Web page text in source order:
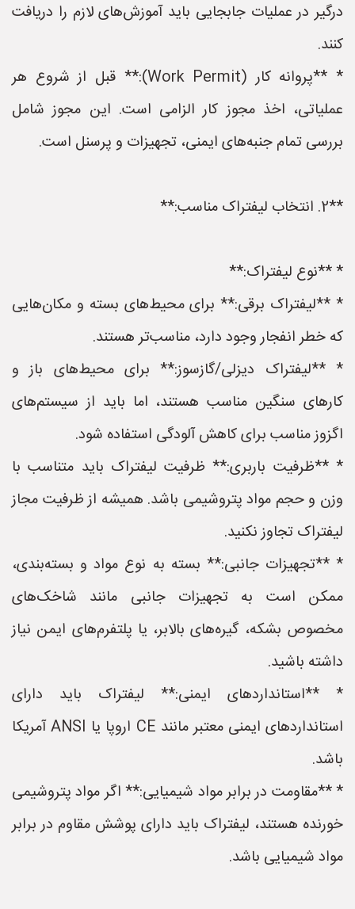
درگیر در عملیات جابجایی باید آموزش‌های لازم را دریافت
کنند.
* **پروانه کار (Work Permit):** قبل از شروع هر
عملیاتی، اخذ مجوز کار الزامی است. این مجوز شامل
بررسی تمام جنبه‌های ایمنی، تجهیزات و پرسنل است.
**2. انتخاب لیفتراک مناسب:**
* **نوع لیفتراک:**
* **لیفتراک برقی:** برای محیط‌های بسته و مکان‌هایی
که خطر انفجار وجود دارد، مناسب‌تر هستند.
* **لیفتراک دیزلی/گازسوز:** برای محیط‌های باز و
کارهای سنگین مناسب هستند، اما باید از سیستم‌های
اگزوز مناسب برای کاهش آلودگی استفاده شود.
* **ظرفیت باربری:** ظرفیت لیفتراک باید متناسب با
وزن و حجم مواد پتروشیمی باشد. همیشه از ظرفیت مجاز
لیفتراک تجاوز نکنید.
* **تجهیزات جانبی:** بسته به نوع مواد و بسته‌بندی،
ممکن است به تجهیزات جانبی مانند شاخک‌های
مخصوص بشکه، گیره‌های بالابر، یا پلتفرم‌های ایمن نیاز
داشته باشید.
* **استانداردهای ایمنی:** لیفتراک باید دارای
استانداردهای ایمنی معتبر مانند CE اروپا یا ANSI آمریکا
باشد.
* **مقاومت در برابر مواد شیمیایی:** اگر مواد پتروشیمی
خورنده هستند، لیفتراک باید دارای پوشش مقاوم در برابر
مواد شیمیایی باشد.